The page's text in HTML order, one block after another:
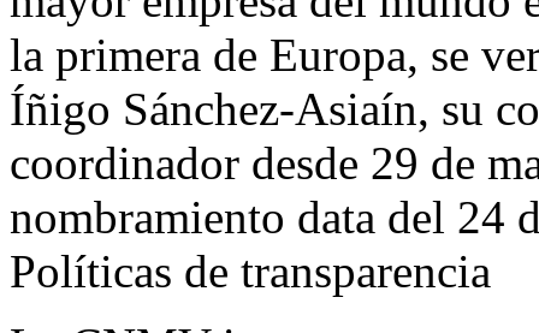
la primera de Europa, se
Íñigo Sánchez-Asiaín, su
coordinador desde 29 de
nombramiento data del 24
Políticas de transparencia